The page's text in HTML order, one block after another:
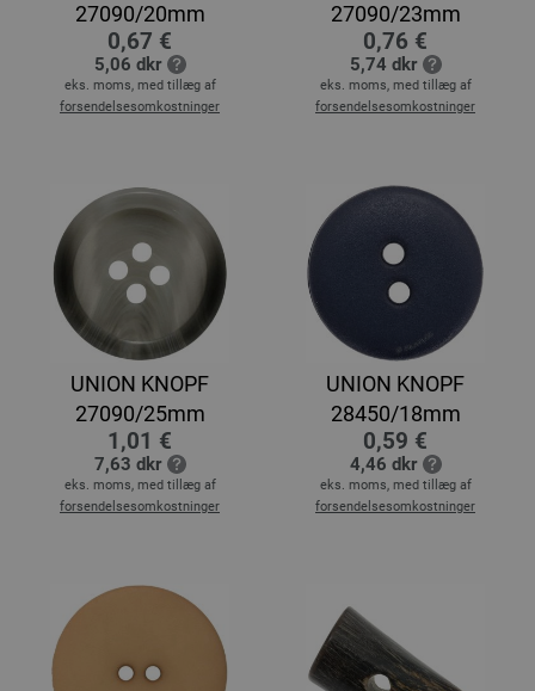
27090/20mm
0,67 €
5,06 dkr
eks. moms, med tillæg af
forsendelsesomkostninger
27090/23mm
0,76 €
5,74 dkr
eks. moms, med tillæg af
forsendelsesomkostninger
UNION KNOPF
27090/25mm
1,01 €
7,63 dkr
eks. moms, med tillæg af
forsendelsesomkostninger
UNION KNOPF
28450/18mm
0,59 €
4,46 dkr
eks. moms, med tillæg af
forsendelsesomkostninger